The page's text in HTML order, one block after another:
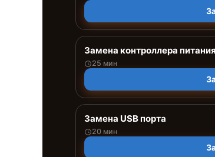
Замена контроллера питания
25 мин
Замена USB порта
20 мин